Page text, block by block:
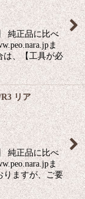
純正品に比べ
ま
、【工具が必
リア
純正品に比べ
ま
りますが、ご要